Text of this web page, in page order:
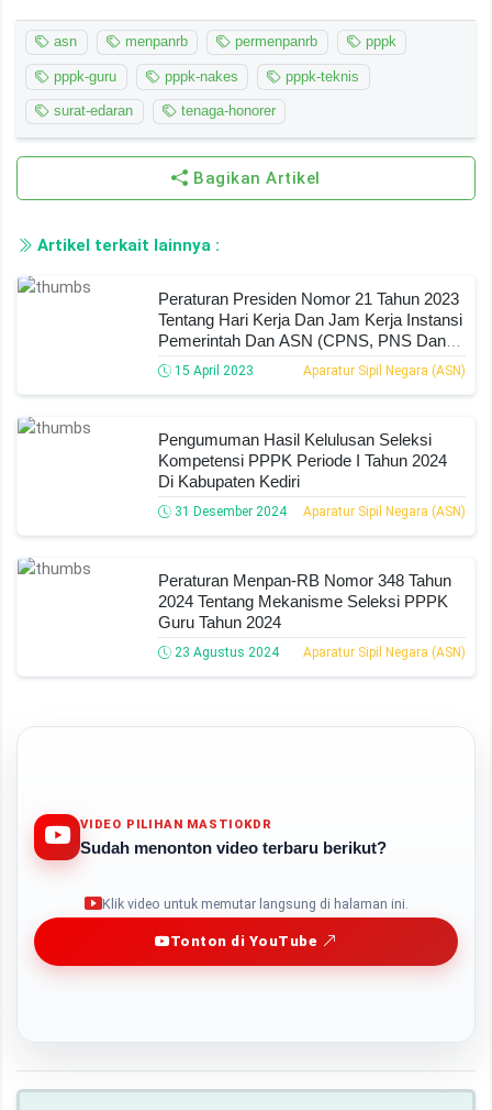
asn menpanrb permenpanrb pppk
pppk-guru pppk-nakes pppk-teknis
surat-edaran tenaga-honorer
Bagikan Artikel
Artikel terkait lainnya :
Peraturan Presiden Nomor 21 Tahun 2023
Tentang Hari Kerja Dan Jam Kerja Instansi
Pemerintah Dan ASN (CPNS, PNS Dan
PPPK)
15 April 2023 Aparatur Sipil Negara (ASN)
Pengumuman Hasil Kelulusan Seleksi
Kompetensi PPPK Periode I Tahun 2024
Di Kabupaten Kediri
31 Desember 2024 Aparatur Sipil Negara (ASN)
Peraturan Menpan-RB Nomor 348 Tahun
2024 Tentang Mekanisme Seleksi PPPK
Guru Tahun 2024
23 Agustus 2024 Aparatur Sipil Negara (ASN)
VIDEO PILIHAN MASTIOKDR
Sudah menonton video terbaru berikut?
Klik video untuk memutar langsung di halaman ini.
Tonton di YouTube